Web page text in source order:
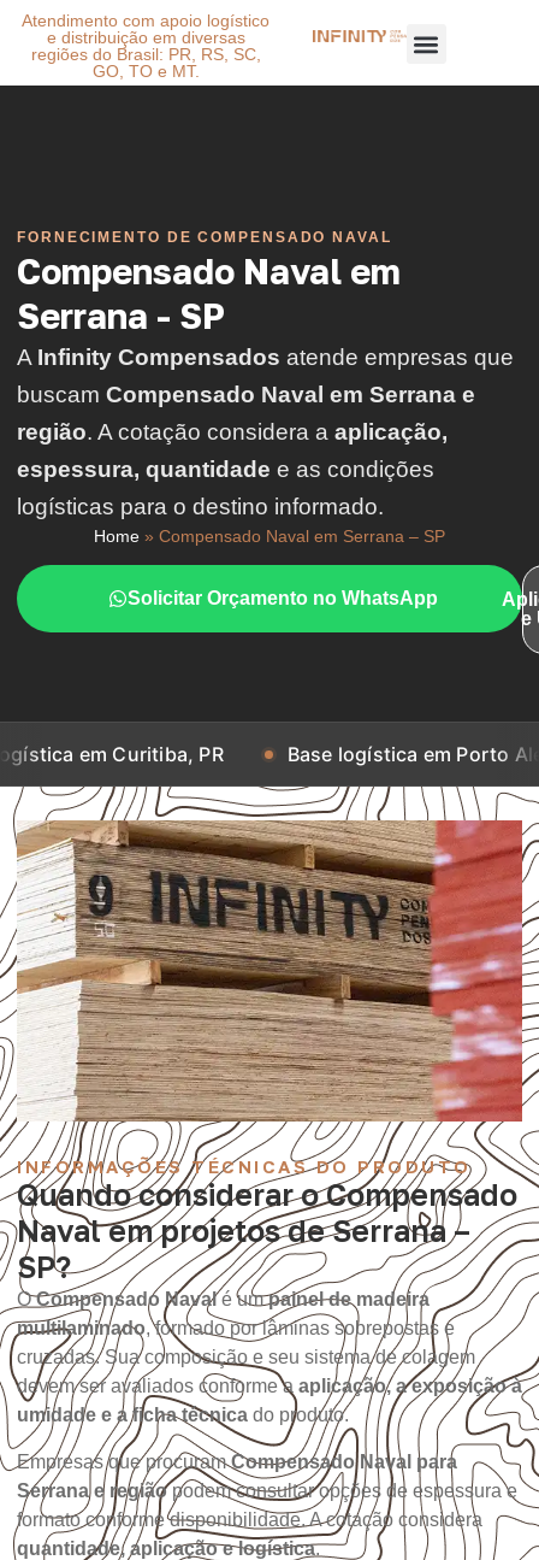
Atendimento com apoio logístico
e distribuição em diversas
regiões do Brasil: PR, RS, SC,
GO, TO e MT.
FORNECIMENTO DE COMPENSADO NAVAL
Compensado Naval em
Serrana - SP
A Infinity Compensados atende empresas que
buscam Compensado Naval em Serrana e
região. A cotação considera a aplicação,
espessura, quantidade e as condições
logísticas para o destino informado.
Home » Compensado Naval em Serrana – SP
Solicitar Orçamento no WhatsApp
e
PR Base logística em Porto Alegre, RS
INFORMAÇÕES TÉCNICAS DO PRODUTO
Quando considerar o Compensado
Naval em projetos de Serrana –
SP?
OCompensado Navalé umpainel de madeira
multilaminado, formado por lâminas sobrepostas e
cruzadas. Sua composição e seu sistema de colagem
devem ser avaliados conforme a aplicação, a exposição à
umidade e a ficha técnica do produto.
Empresas que procuramCompensado Naval para
Serrana e regiãopodem consultar opções de espessura e
formato conforme disponibilidade. A cotação considera
quantidade, aplicação e logística.